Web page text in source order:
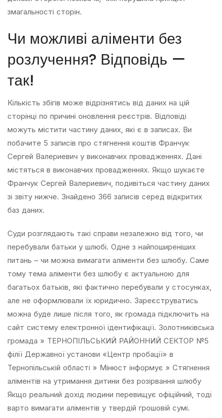
змагальності сторін.
Чи можливі аліменти без
розлучення? Відповідь —
так!
Кількість збігів може відрізнятись від даних на цій
сторінці по причині оновлення реєстрів. Відповіді
можуть містити частину даних, які є в записах. Ви
побачите 5 записів про стягнення коштів Франчук
Сергей Валериевич у виконавчих провадженнях. Дані
містяться в виконавчих провадженнях. Якщо шукаєте
Франчук Сергей Валериевич, подивіться частину даних
зі звіту нижче. Знайдено 366 записів серед відкритих
баз даних.
Суди розглядають такі справи незалежно від того, чи
перебували батьки у шлюбі. Одне з найпоширеніших
питань – чи можна вимагати аліменти без шлюбу. Саме
тому тема аліменти без шлюбу є актуальною для
багатьох батьків, які фактично перебували у стосунках,
але не оформлювали їх юридично. Зареєструватись
можна буде лише після того, як громада підключить на
сайт систему електронної ідентифікації. Золотниківська
громада » ТЕРНОПІЛЬСЬКИЙ РАЙОННИЙ СЕКТОР №5
філії Державної установи «Центр пробації» в
Тернопільській області » Мінюст інформує » Стягнення
аліментів на утримання дитини без розірвання шлюбу
Якщо реальний дохід людини перевищує офіційний, тоді
варто вимагати аліментів у твердій грошовій сумі.